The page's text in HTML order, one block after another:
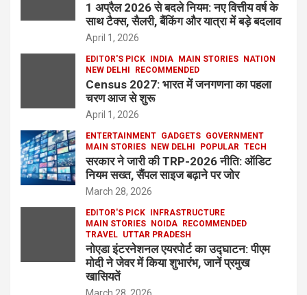
1 अप्रैल 2026 से बदले नियम: नए वित्तीय वर्ष के
साथ टैक्स, सैलरी, बैंकिंग और यात्रा में बड़े बदलाव
April 1, 2026
EDITOR'S PICK INDIA MAIN STORIES
NATION
NEW DELHI
RECOMMENDED
Census 2027: भारत में जनगणना का पहला
चरण आज से शुरू
April 1, 2026
ENTERTAINMENT GADGETS GOVERNMENT
MAIN STORIES
NEW DELHI POPULAR TECH
सरकार ने जारी की TRP-2026 नीति: ऑडिट
नियम सख्त, सैंपल साइज बढ़ाने पर जोर
March 28, 2026
EDITOR'S PICK
INFRASTRUCTURE
MAIN STORIES
NOIDA
RECOMMENDED
TRAVEL UTTAR PRADESH
नोएडा इंटरनेशनल एयरपोर्ट का उद्घाटन: पीएम
मोदी ने जेवर में किया शुभारंभ, जानें प्रमुख
खासियतें